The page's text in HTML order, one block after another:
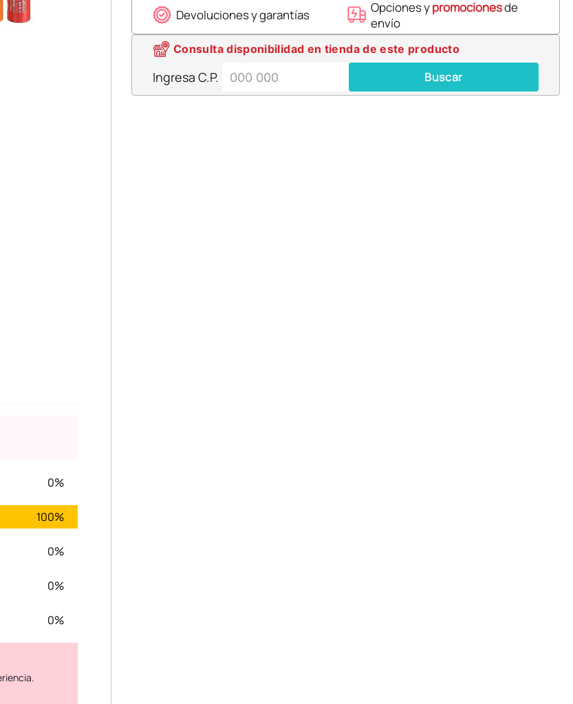
0%
100%
0%
0%
0%
Devoluciones y garantías Opciones ypromocionesde
envío
Consulta disponibilidad en tienda de este producto
Ingresa C.P. Buscar